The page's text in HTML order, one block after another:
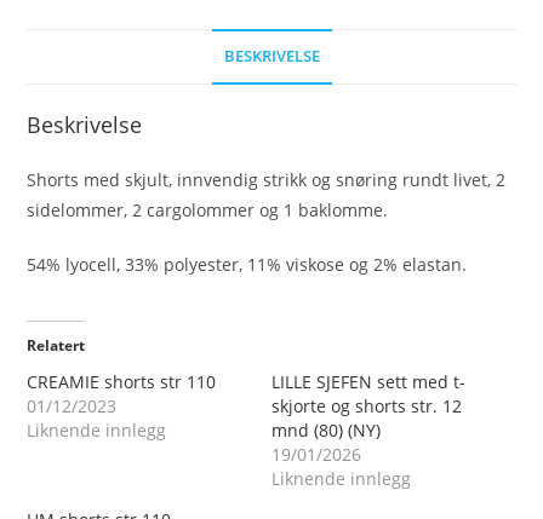
BESKRIVELSE
Beskrivelse
Shorts med skjult, innvendig strikk og snøring rundt livet, 2
sidelommer, 2 cargolommer og 1 baklomme.
54% lyocell, 33% polyester, 11% viskose og 2% elastan.
Relatert
CREAMIE shorts str 110
01/12/2023
Liknende innlegg
LILLE SJEFEN sett med t-
skjorte og shorts str. 12
mnd (80) (NY)
19/01/2026
Liknende innlegg